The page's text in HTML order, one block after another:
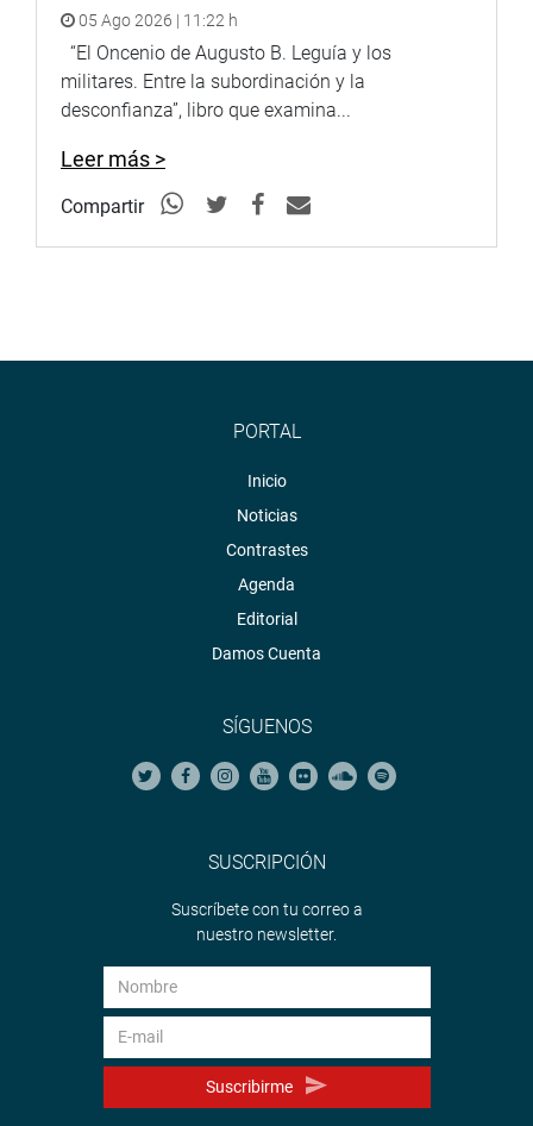
05 Ago 2026 | 11:22 h
“El Oncenio de Augusto B. Leguía y los
militares. Entre la subordinación y la
desconfianza”, libro que examina...
Leer más >
Compartir
PORTAL
Inicio
Noticias
Contrastes
Agenda
Editorial
Damos Cuenta
SÍGUENOS
SUSCRIPCIÓN
Suscríbete con tu correo a
nuestro newsletter.
Suscribirme